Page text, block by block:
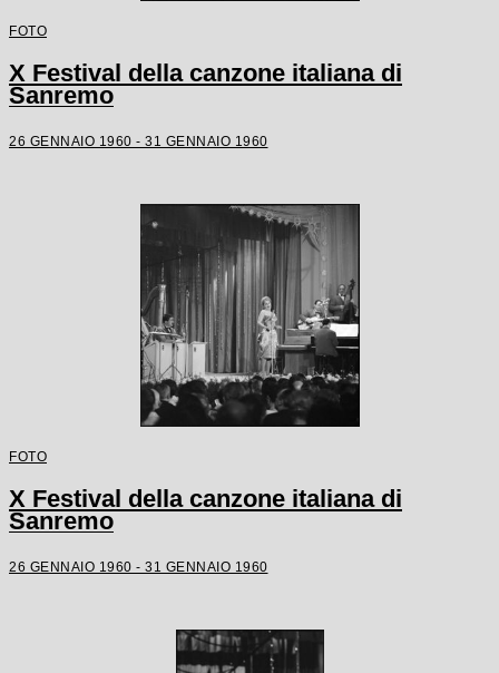
FOTO
X Festival della canzone italiana di
Sanremo
26 GENNAIO 1960 - 31 GENNAIO 1960
FOTO
X Festival della canzone italiana di
Sanremo
26 GENNAIO 1960 - 31 GENNAIO 1960